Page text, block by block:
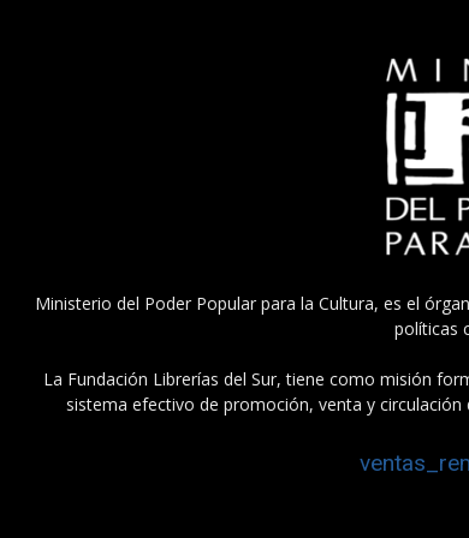
Ministerio del Poder Popular para la Cultura, es el
políticas
La Fundación Librerías del Sur, tiene como misión
sistema efectivo de promoción, venta y